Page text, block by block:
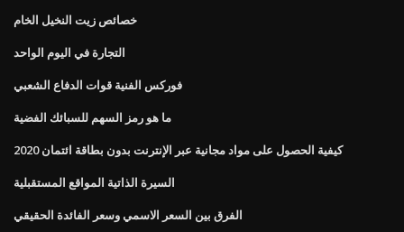
خصائص زيت النخيل الخام
التجارة في اليوم الواحد
فوركس الفنية قوات الدفاع الشعبي
ما هو رمز السهم للسبائك الفضية
كيفية الحصول على مواد مجانية عبر الإنترنت بدون بطاقة ائتمان 2020
السيرة الذاتية المواقع المستقبلية
الفرق بين السعر الاسمي وسعر الفائدة الحقيقي